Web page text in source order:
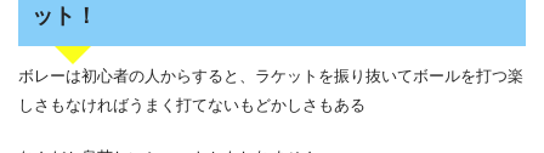
ット！
ボレーは初心者の人からすると、ラケットを振り抜いてボールを打つ楽
しさもなければうまく打てないもどかしさもある